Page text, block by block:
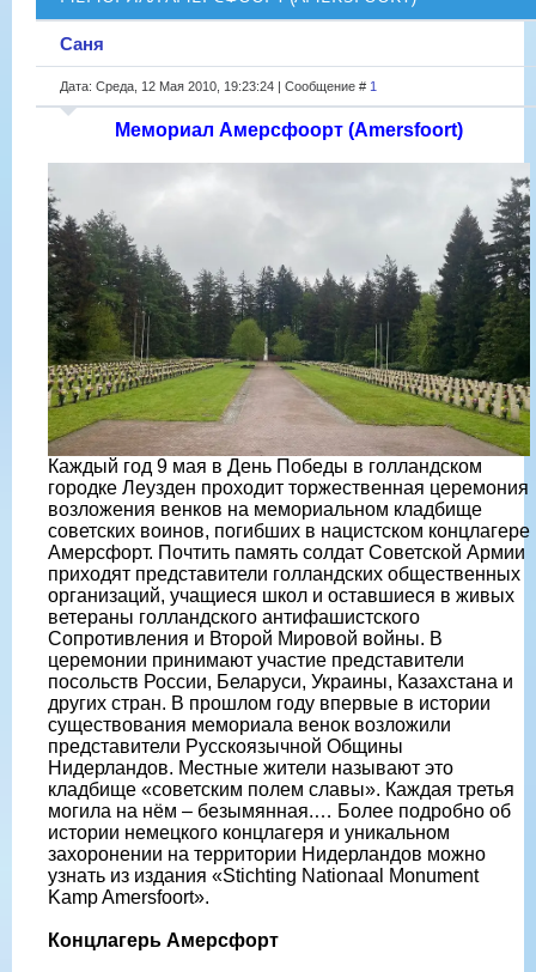
Саня
Дата: Среда, 12 Мая 2010, 19:23:24 | Сообщение # 1
Мемориал Амерсфоорт (Amersfoort)
Каждый год 9 мая в День Победы в голландском
городке Леузден проходит торжественная церемония
возложения венков на мемориальном кладбище
советских воинов, погибших в нацистском концлагере
Амерсфорт. Почтить память солдат Советской Армии
приходят представители голландских общественных
организаций, учащиеся школ и оставшиеся в живых
ветераны голландского антифашистского
Сопротивления и Второй Мировой войны. В
церемонии принимают участие представители
посольств России, Беларуси, Украины, Казахстана и
других стран. В прошлом году впервые в истории
существования мемориала венок возложили
представители Русскоязычной Общины
Нидерландов. Местные жители называют это
кладбище «советским полем славы». Каждая третья
могила на нём – безымянная.… Более подробно об
истории немецкого концлагеря и уникальном
захоронении на территории Нидерландов можно
узнать из издания «Stichting Nationaal Monument
Kamp Amersfoort».
Концлагерь Амерсфорт